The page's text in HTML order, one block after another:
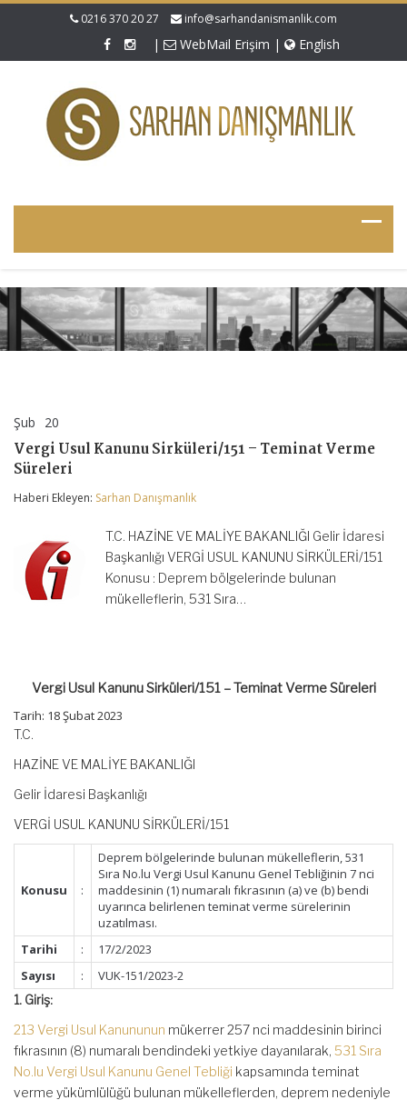
0216 370 20 27 info@sarhandanismanlik.com
| WebMail Erişim | English
Şub 20
Kanunu
Teminat
Süreleri
Vergi Usul Kanunu Sirküleri/151 – Teminat Verme
Süreleri
Haberi Ekleyen: Sarhan Danışmanlık
T.C. HAZİNE VE MALİYE BAKANLIĞI Gelir İdaresi
Başkanlığı VERGİ USUL KANUNU SİRKÜLERİ/151
Konusu : Deprem bölgelerinde bulunan
mükelleflerin, 531 Sıra…
Vergi Usul Kanunu Sirküleri/151 – Teminat Verme Süreleri
Tarih: 18 Şubat 2023
T.C.
HAZİNE VE MALİYE BAKANLIĞI
Gelir İdaresi Başkanlığı
VERGİ USUL KANUNU SİRKÜLERİ/151
Konusu :
Deprem bölgelerinde bulunan mükelleflerin, 531
Sıra No.lu Vergi Usul Kanunu Genel Tebliğinin 7 nci
maddesinin (1) numaralı fıkrasının (a) ve (b) bendi
uyarınca belirlenen teminat verme sürelerinin
uzatılması.
Tarihi
:
17/2/2023
Sayısı
: VUK-151/2023-2
1. Giriş:
213 Vergi Usul Kanununun mükerrer 257 nci maddesinin birinci
fıkrasının (8) numaralı bendindeki yetkiye dayanılarak, 531 Sıra
No.lu Vergi Usul Kanunu Genel Tebliği kapsamında teminat
verme yükümlülüğü bulunan mükelleflerden, deprem nedeniyle